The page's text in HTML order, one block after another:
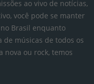
ao vivo de notícias,
você pode se manter
Brasil enquanto
músicas de todos os
nova ou rock, temos